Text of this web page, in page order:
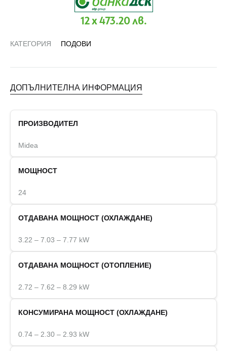
12 x 473.20 лв.
КАТЕГОРИЯ ПОДОВИ
ДОПЪЛНИТЕЛНА ИНФОРМАЦИЯ
ПРОИЗВОДИТЕЛ
Midea
МОЩНОСТ
24
ОТДАВАНА МОЩНОСТ (ОХЛАЖДАНЕ)
3.22 – 7.03 – 7.77 kW
ОТДАВАНА МОЩНОСТ (ОТОПЛЕНИЕ)
2.72 – 7.62 – 8.29 kW
КОНСУМИРАНА МОЩНОСТ (ОХЛАЖДАНЕ)
0.74 – 2.30 – 2.93 kW